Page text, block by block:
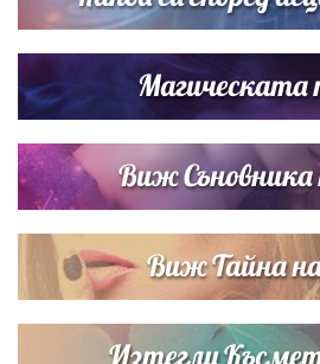
Магическата
Виж Съновника
Виж Тайна
Изтегли